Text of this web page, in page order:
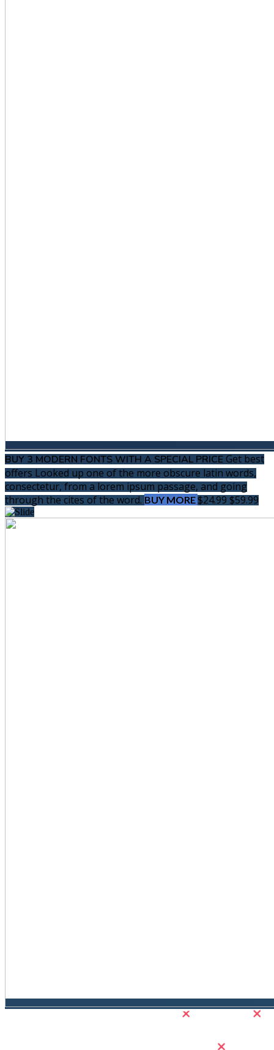
BUY 3 MODERN FONTS WITH A SPECIAL PRICEGet best
offersLooked up one of the more obscure latin words,
consectetur, from a lorem ipsum passage, and going
through the cites of the word.BUY MORE$24.99$59.99